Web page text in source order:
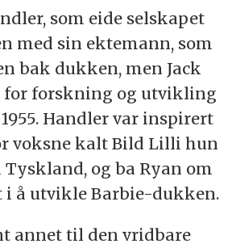
som eide selskapet
med sin ektemann, som
bak dukken, men Jack
for forskning og utvikling
Handler var inspirert
voksne kalt Bild Lilli hun
og ba Ryan om
i å utvikle Barbie-dukken.
annet til den vridbare